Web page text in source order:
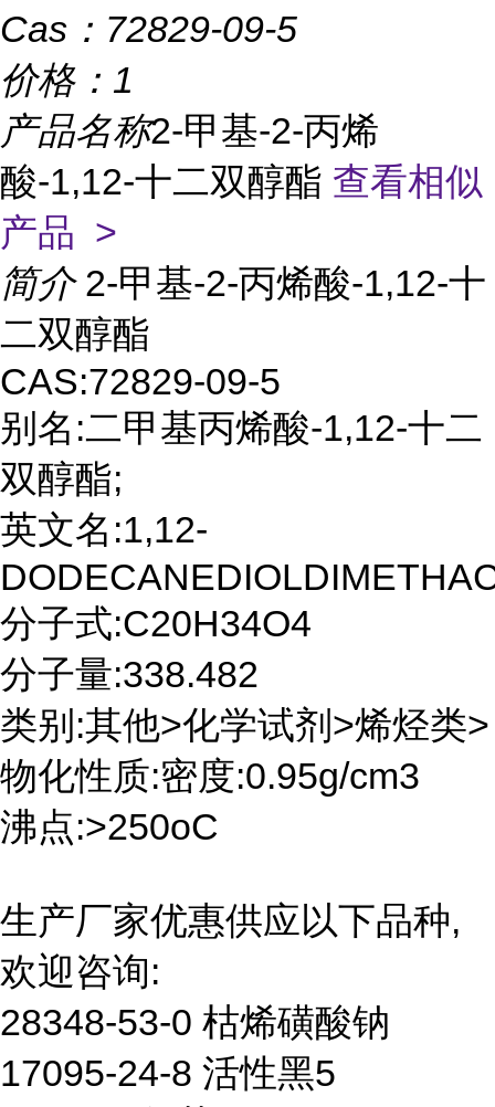
Cas： 72829-09-5
价格： 1
产品名称2-甲基-2-丙烯
酸-1,12-十二双醇酯 查看相似
产品 >
简介 2-甲基-2-丙烯酸-1,12-十
二双醇酯
CAS:72829-09-5
别名:二甲基丙烯酸-1,12-十二
双醇酯;
英文名:1,12-
分子式:C20H34O4
分子量:338.482
类别:其他>化学试剂>烯烃类>
物化性质:密度:0.95g/cm3
沸点:>250oC
生产厂家优惠供应以下品种,
欢迎咨询:
28348-53-0 枯烯磺酸钠
17095-24-8 活性黑5